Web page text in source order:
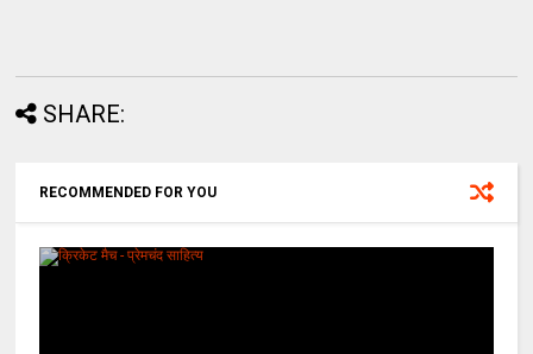
SHARE:
RECOMMENDED FOR YOU